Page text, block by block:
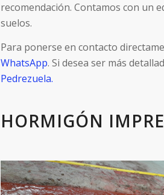
recomendación. Contamos con un
suelos.
Para ponerse en contacto
WhatsApp. Si desea ser más
Pedrezuela.
HORMIGÓN